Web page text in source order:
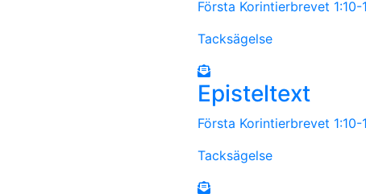
Första Korintierbrevet 1:10-
Tacksägelse
Episteltext
Första Korintierbrevet 1:10-
Tacksägelse